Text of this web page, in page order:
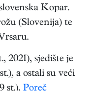
Kopar.
(Slovenija) te
2021), sjedište je
a ostali su veći
st.), Poreč